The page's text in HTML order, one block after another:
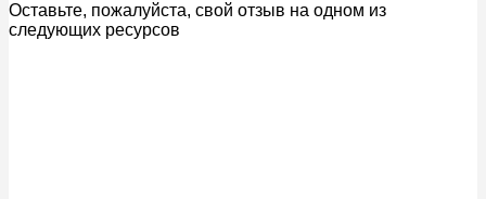
Оставьте, пожалуйста, свой отзыв на одном из
следующих ресурсов